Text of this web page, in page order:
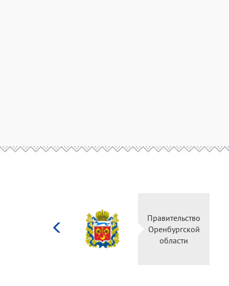
Правительство
Оренбургской
области